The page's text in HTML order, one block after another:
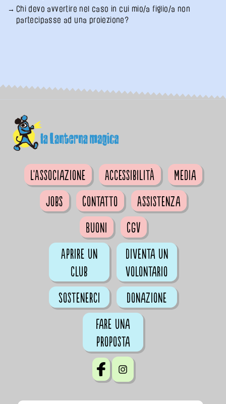
Chi devo avvertire nel caso in cui mio/a figlio/a non
partecipasse ad una proiezione?
L'Associazione Accessibilità
Media
Jobs
Contatto
Assistenza
Buoni
CGV
Aprire un
club
Diventa un
volontario
Sostenerci
Donazione
Fare una
proposta